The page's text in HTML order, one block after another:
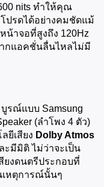
nits ทำให้คุณ
ปรดได้อย่างคมชัดแม้
น้าจอที่สูงถึง 120Hz
กแอคชั่นลื่นไหลไม่มี
รณ์แบบ Samsung
(ลำโพง 4 ตัว)
ยีเสียง Dolby Atmos
ะมีมิติ ไม่ว่าจะเป็น
ยงดนตรีประกอบที่
เหตุการณ์นั้นๆ